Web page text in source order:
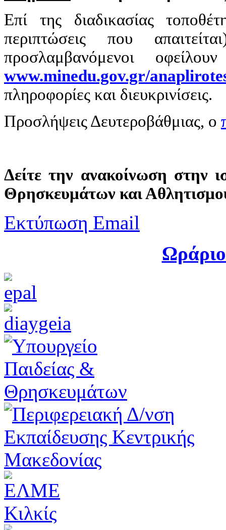
Επί της διαδικασίας
περιπτώσεις που
προσλαμβανόμενοι
www.minedu.gov.gr/
πληροφορίες και διευκρινίσεις.
Προσλήψεις Δευτεροβάθμιας, ο
Δείτε την ανακοίνωση στην
Θρησκευμάτων και
Εκτύπωση Email